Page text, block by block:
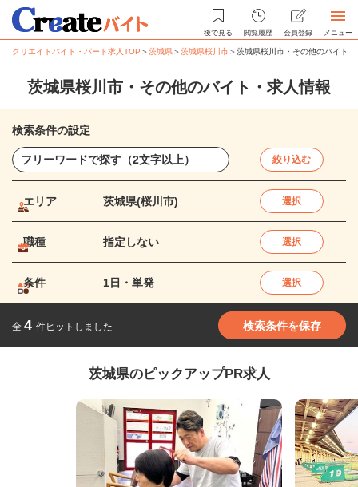
後で見る 閲覧履歴 会員登録 メニュー
クリエイトバイト・パート求人TOP ＞茨城県＞茨城県桜川市＞茨城県桜川市・その他のバイト
茨城県桜川市・その他のバイト・求人情報
検索条件の設定
絞り込む
エリア 茨城県(桜川市) 選択
職種 指定しない 選択
条件 1日・単発 選択
全 4 件ヒットしました 検索条件を保存
茨城県のピックアップPR求人